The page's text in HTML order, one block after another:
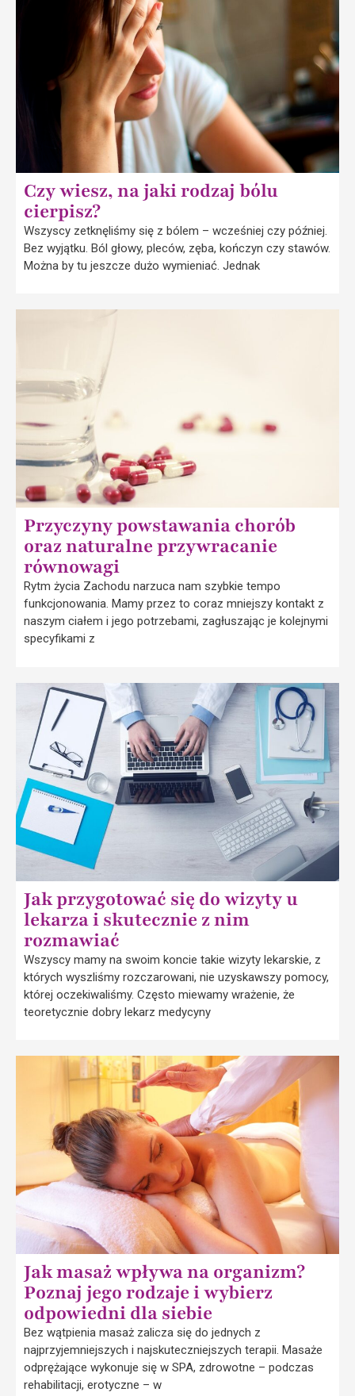
Czy wiesz, na jaki rodzaj bólu
cierpisz?
Wszyscy zetknęliśmy się z bólem – wcześniej czy później.
Bez wyjątku. Ból głowy, pleców, zęba, kończyn czy stawów.
Można by tu jeszcze dużo wymieniać. Jednak
Przyczyny powstawania chorób
oraz naturalne przywracanie
równowagi
Rytm życia Zachodu narzuca nam szybkie tempo
funkcjonowania. Mamy przez to coraz mniejszy kontakt z
naszym ciałem i jego potrzebami, zagłuszając je kolejnymi
specyfikami z
Jak przygotować się do wizyty u
lekarza i skutecznie z nim
rozmawiać
Wszyscy mamy na swoim koncie takie wizyty lekarskie, z
których wyszliśmy rozczarowani, nie uzyskawszy pomocy,
której oczekiwaliśmy. Często miewamy wrażenie, że
teoretycznie dobry lekarz medycyny
Jak masaż wpływa na organizm?
Poznaj jego rodzaje i wybierz
odpowiedni dla siebie
Bez wątpienia masaż zalicza się do jednych z
najprzyjemniejszych i najskuteczniejszych terapii. Masaże
odprężające wykonuje się w SPA, zdrowotne – podczas
rehabilitacji, erotyczne – w